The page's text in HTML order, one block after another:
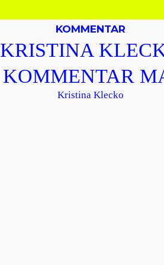
KOMMENTAR
KRISTINA
KOMMENTAR
Kristina Klecko